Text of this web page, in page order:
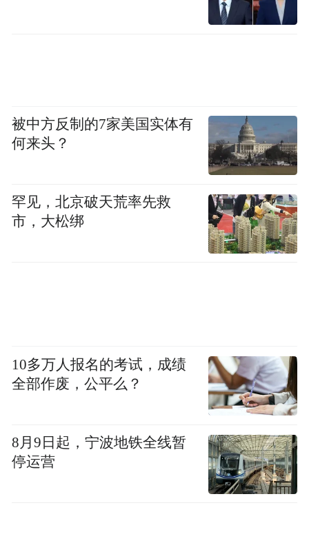
被中方反制的7家美国实体有
何来头？
罕见，北京破天荒率先救
市，大松绑
10多万人报名的考试，成绩
全部作废，公平么？
8月9日起，宁波地铁全线暂
停运营